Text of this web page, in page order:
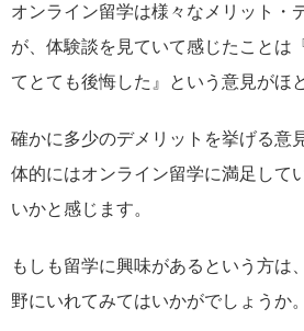
オンライン留学は様々なメリット・
が、体験談を見ていて感じたことは
てとても後悔した』という意見がほ
確かに多少のデメリットを挙げる意
体的にはオンライン留学に満足して
いかと感じます。
もしも留学に興味があるという方は
野にいれてみてはいかがでしょうか。